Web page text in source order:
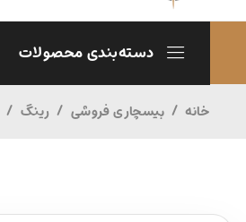
دسته‌بندی محصولات
خانه / بیسچاری فروشی / رینگ /